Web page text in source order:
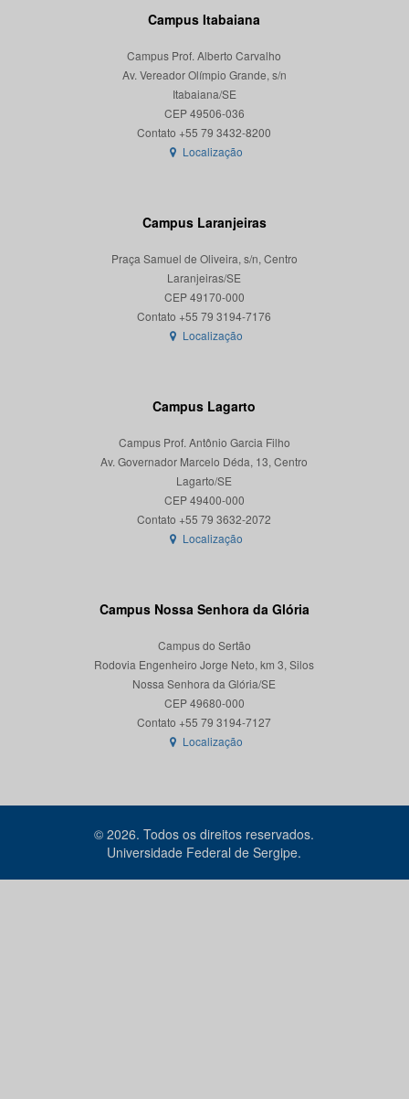
Campus Itabaiana
Campus Prof. Alberto Carvalho
Av. Vereador Olímpio Grande, s/n
Itabaiana/SE
CEP 49506-036
Localização
Campus Laranjeiras
Praça Samuel de Oliveira, s/n, Centro
Laranjeiras/SE
CEP 49170-000
Localização
Campus Lagarto
Campus Prof. Antônio Garcia Filho
Av. Governador Marcelo Déda, 13, Centro
Lagarto/SE
CEP 49400-000
Localização
Campus Nossa Senhora da Glória
Campus do Sertão
Rodovia Engenheiro Jorge Neto, km 3, Silos
Nossa Senhora da Glória/SE
CEP 49680-000
Localização
© 2026. Todos os direitos reservados.
Universidade Federal de Sergipe.